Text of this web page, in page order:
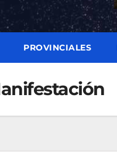
PROVINCIALES